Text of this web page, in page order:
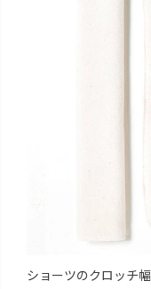
ショーツのクロッチ